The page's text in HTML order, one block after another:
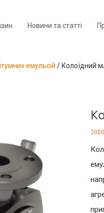
Новини та статті
емульсій / Колоїдний